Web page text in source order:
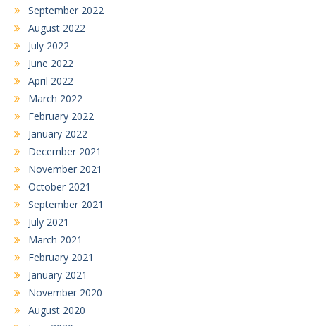
September 2022
August 2022
July 2022
June 2022
April 2022
March 2022
February 2022
January 2022
December 2021
November 2021
October 2021
September 2021
July 2021
March 2021
February 2021
January 2021
November 2020
August 2020